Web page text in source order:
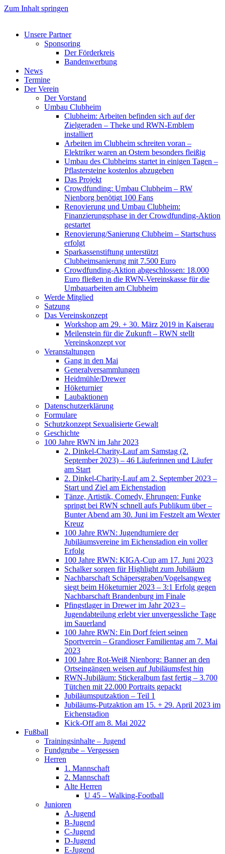
Zum Inhalt springen
Unsere Partner
Sponsoring
Der Förderkreis
Bandenwerbung
News
Termine
Der Verein
Der Vorstand
Umbau Clubheim
Clubheim: Arbeiten befinden sich auf der
Zielgeraden – Theke und RWN-Emblem
installiert
Arbeiten im Clubheim schreiten voran –
Elektriker waren an Ostern besonders fleißig
Umbau des Clubheims startet in einigen Tagen –
Pflastersteine kostenlos abzugeben
Das Projekt
Crowdfunding: Umbau Clubheim – RW
Nienborg benötigt 100 Fans
Renovierung und Umbau Clubheim:
Finanzierungsphase in der Crowdfunding-Aktion
gestartet
Renovierung/Sanierung Clubheim – Startschuss
erfolgt
Sparkassenstiftung unterstützt
Clubheimsanierung mit 7.500 Euro
Crowdfunding-Aktion abgeschlossen: 18.000
Euro fließen in die RWN-Vereinskasse für die
Umbauarbeiten am Clubheim
Werde Mitglied
Satzung
Das Vereinskonzept
Workshop am 29. + 30. März 2019 in Kaiserau
Meilenstein für die Zukunft – RWN stellt
Vereinskonzept vor
Veranstaltungen
Gang in den Mai
Generalversammlungen
Heidmühle/Drewer
Höketurnier
Laubaktionen
Datenschutzerklärung
Formulare
Schutzkonzept Sexualisierte Gewalt
Geschichte
100 Jahre RWN im Jahr 2023
2. Dinkel-Charity-Lauf am Samstag (2.
September 2023) – 46 Läuferinnen und Läufer
am Start
2. Dinkel-Charity-Lauf am 2. September 2023 –
Start und Ziel am Eichenstadion
Tänze, Artistik, Comedy, Ehrungen: Funke
springt bei RWN schnell aufs Publikum über –
Bunter Abend am 30. Juni im Festzelt am Wexter
Kreuz
100 Jahre RWN: Jugendturniere der
Jubiläumsvereine im Eichenstadion ein voller
Erfolg
100 Jahre RWN: KIGA-Cup am 17. Juni 2023
Schalker sorgen für Highlight zum Jubiläum
Nachbarschaft Schäpersgraben/Vogelsangweg
siegt beim Höketurnier 2023 – 3:1 Erfolg gegen
Nachbarschaft Brandenburg im Finale
Pfingstlager in Drewer im Jahr 2023 –
Jugendabteilung erlebt vier unvergessliche Tage
im Sauerland
100 Jahre RWN: Ein Dorf feiert seinen
Sportverein – Grandioser Familientag am 7. Mai
2023
100 Jahre Rot-Weiß Nienborg: Banner an den
Ortseingängen weisen auf Jubiläumsfest hin
RWN-Jubiläum: Stickeralbum fast fertig – 3.700
Tütchen mit 22.000 Portraits gepackt
Jubiläumsputzaktion – Teil 1
Jubiläums-Putzaktion am 15. + 29. April 2023 im
Eichenstadion
Kick-Off am 8. Mai 2022
Fußball
Trainingsinhalte – Jugend
Fundgrube – Vergessen
Herren
1. Mannschaft
2. Mannschaft
Alte Herren
U 45 – Walking-Football
Junioren
A-Jugend
B-Jugend
C-Jugend
D-Jugend
E-Jugend